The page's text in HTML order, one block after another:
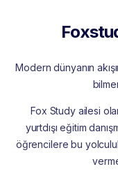
Modern dünyanın
Fox Study ailesi
yurtdışı eğitim
öğrencilere bu